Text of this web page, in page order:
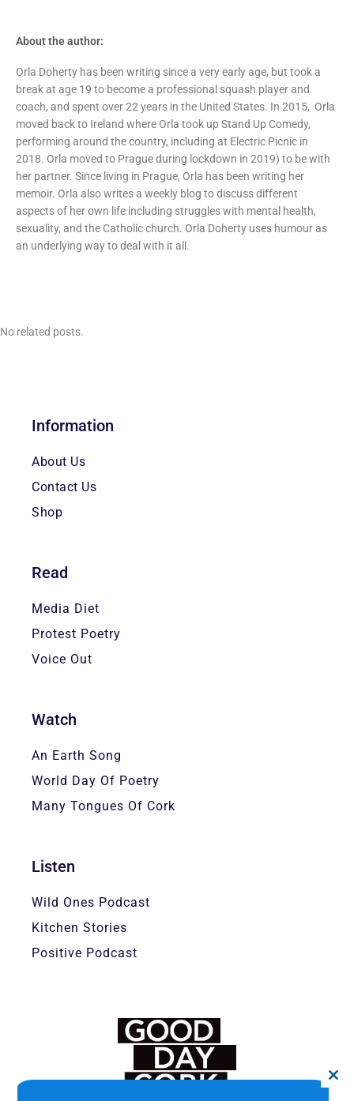
About the author:
Orla Doherty has been writing since a very early age, but took a
break at age 19 to become a professional squash player and
coach, and spent over 22 years in the United States. In 2015, Orla
moved back to Ireland where Orla took up Stand Up Comedy,
performing around the country, including at Electric Picnic in
2018. Orla moved to Prague during lockdown in 2019) to be with
her partner. Since living in Prague, Orla has been writing her
memoir. Orla also writes a weekly blog to discuss different
aspects of her own life including struggles with mental health,
sexuality, and the Catholic church. Orla Doherty uses humour as
an underlying way to deal with it all.
No related posts.
Information
About Us
Contact Us
Shop
Read
Media Diet
Protest Poetry
Voice Out
Watch
An Earth Song
World Day Of Poetry
Many Tongues Of Cork
Listen
Wild Ones Podcast
Kitchen Stories
Positive Podcast